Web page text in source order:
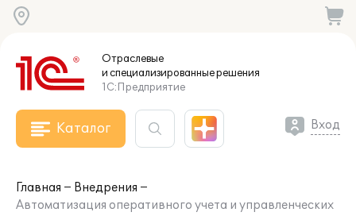
Отраслевые
и специализированныерешения
1С:Предприятие
Каталог Вход
Главная
Внедрения
Автоматизация оперативного учета и управленческих